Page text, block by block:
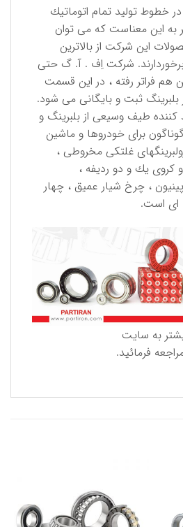
خطوط تولید تمام اتوماتیك
به این معناست كه می توان
این شركت از بالاترین
شركت اِف . آ. گ حتی
هم فراتر رفته ، در این قسمت
بلبرینگ ثبت و بایگانی می شود.
طیف وسیعی از بلبرینگ و
برای خودروها و ماشین
غلتكی مخروطی ،
كروی یك و دو ردیفه ،
، چرخ شیار عمیق ، چهار
ای است.
به سایت
فرمائید.